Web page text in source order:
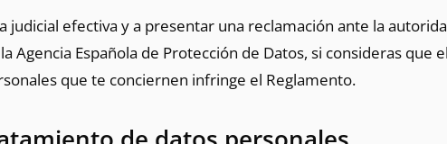
judicial efectiva y a presentar una reclamación ante la
Agencia Española de Protección de Datos, si consideras que el
que te conciernen infringe el Reglamento.